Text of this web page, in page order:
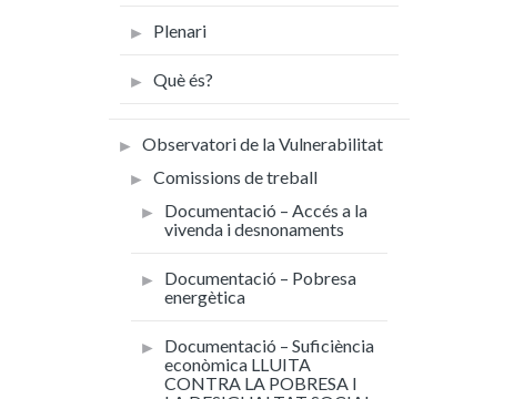
Plenari
Què és?
Observatori de la Vulnerabilitat
Comissions de treball
Documentació – Accés a la
vivenda i desnonaments
Documentació – Pobresa
energètica
Documentació – Suficiència
econòmica LLUITA
CONTRA LA POBRESA I